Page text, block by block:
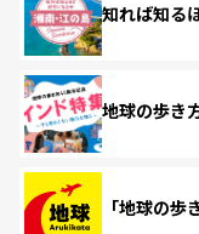
知れば知る
地球の歩き
「地球の